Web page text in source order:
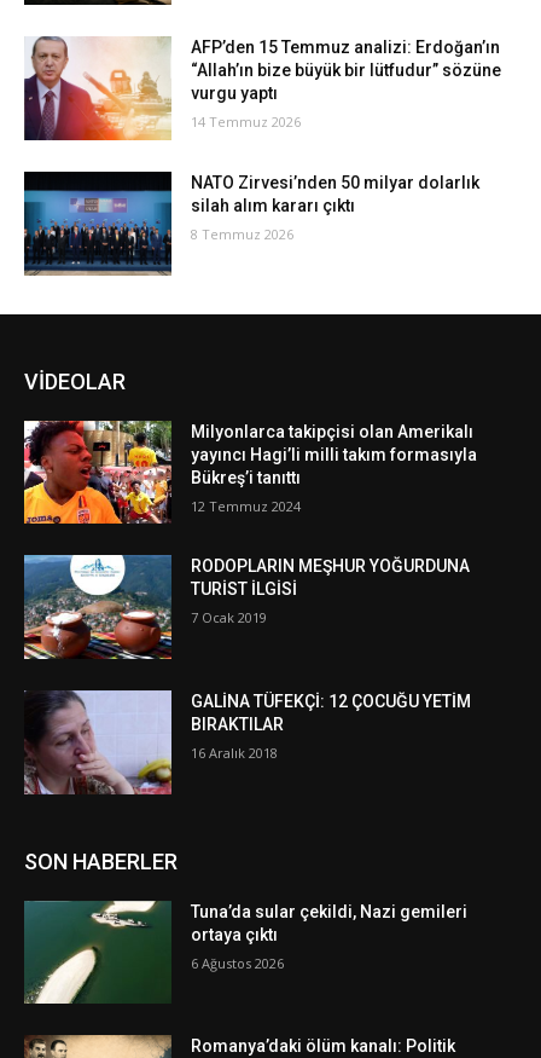
AFP’den 15 Temmuz analizi: Erdoğan’ın
“Allah’ın bize büyük bir lütfudur” sözüne
vurgu yaptı
14 Temmuz 2026
NATO Zirvesi’nden 50 milyar dolarlık
silah alım kararı çıktı
8 Temmuz 2026
VİDEOLAR
Milyonlarca takipçisi olan Amerikalı
yayıncı Hagi’li milli takım formasıyla
Bükreş’i tanıttı
12 Temmuz 2024
RODOPLARIN MEŞHUR YOĞURDUNA
TURİST İLGİSİ
7 Ocak 2019
GALİNA TÜFEKÇİ: 12 ÇOCUĞU YETİM
BIRAKTILAR
16 Aralık 2018
SON HABERLER
Tuna’da sular çekildi, Nazi gemileri
ortaya çıktı
6 Ağustos 2026
Romanya’daki ölüm kanalı: Politik